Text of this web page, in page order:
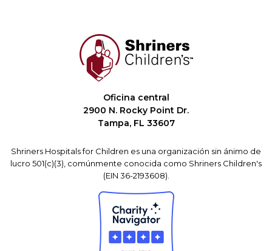
Oficina central
2900 N. Rocky Point Dr.
Tampa, FL 33607
Shriners Hospitals for Children es una organización sin ánimo de
lucro 501(c)(3), comúnmente conocida como Shriners Children's
(EIN 36-2193608).